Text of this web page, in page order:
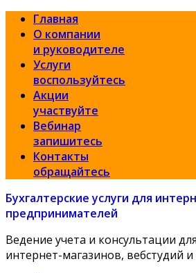
Главная
О компании
и руководителе
Услуги
воспользуйтесь
Акции
участвуйте
Вебинар
запишитесь
Контакты
обращайтесь
Бухгалтерские услуги для
предпринимателей
Ведение учета и консультации
интернет-магазинов, вебстудий и